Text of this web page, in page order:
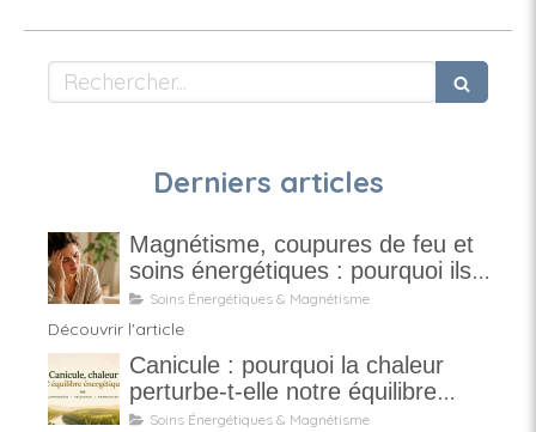
Rechercher
Derniers articles
Magnétisme, coupures de feu et
soins énergétiques : pourquoi ils
ne sont pas magiques
Soins Énergétiques & Magnétisme
Découvrir l'article
Canicule : pourquoi la chaleur
perturbe-t-elle notre équilibre
énergétique ?
Soins Énergétiques & Magnétisme